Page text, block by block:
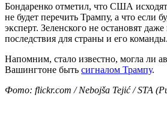
Бондаренко отметил, что США
не будет перечить Трампу, а что если
эксперт. Зеленского не остановят
последствия для страны и его команды.
Напомним, стало известно, могла ли
Вашингтоне быть сигналом Трампу.
Фото: flickr.com / Nebojša Tejić / STA